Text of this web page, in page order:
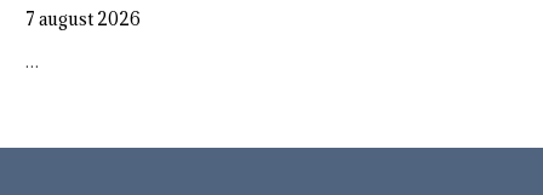
7 august 2026
…